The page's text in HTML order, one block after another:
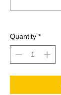
Quantity *